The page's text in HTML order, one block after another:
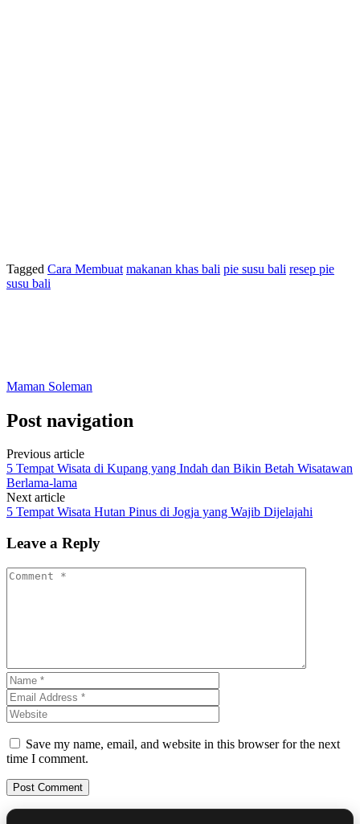
Tagged Cara Membuat makanan khas bali pie susu bali resep pie
susu bali
Maman Soleman
Post navigation
Previous article
5 Tempat Wisata di Kupang yang Indah dan Bikin Betah Wisatawan
Berlama-lama
Next article
5 Tempat Wisata Hutan Pinus di Jogja yang Wajib Dijelajahi
Leave a Reply
Save my name, email, and website in this browser for the next
time I comment.